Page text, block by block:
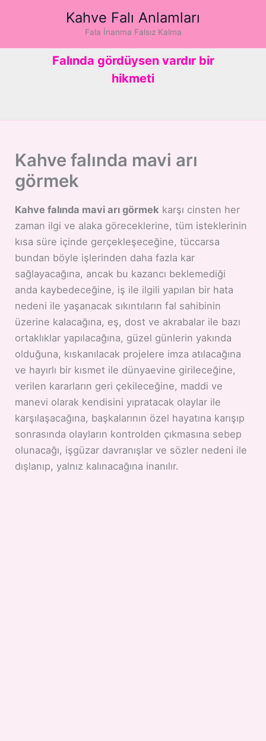
Kahve Falı Anlamları
Fala İnanma Falsız Kalma
Falında gördüysen vardır bir
hikmeti
Kahve falında mavi arı
görmek
Kahve falında mavi arı görmek karşı cinsten her
zaman ilgi ve alaka göreceklerine, tüm isteklerinin
kısa süre içinde gerçekleşeceğine, tüccarsa
bundan böyle işlerinden daha fazla kar
sağlayacağına, ancak bu kazancı beklemediği
anda kaybedeceğine, iş ile ilgili yapılan bir hata
nedeni ile yaşanacak sıkıntıların fal sahibinin
üzerine kalacağına, eş, dost ve akrabalar ile bazı
ortaklıklar yapılacağına, güzel günlerin yakında
olduğuna, kıskanılacak projelere imza atılacağına
ve hayırlı bir kısmet ile dünyaevine girileceğine,
verilen kararların geri çekileceğine, maddi ve
manevi olarak kendisini yıpratacak olaylar ile
karşılaşacağına, başkalarının özel hayatına karışıp
sonrasında olayların kontrolden çıkmasına sebep
olunacağı, işgüzar davranışlar ve sözler nedeni ile
dışlanıp, yalnız kalınacağına inanılır.